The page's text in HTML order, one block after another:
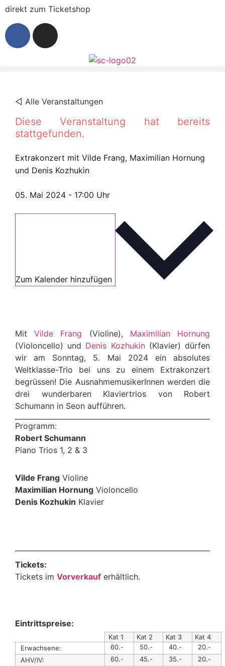
direkt zum Ticketshop
◁ Alle Veranstaltungen
Diese Veranstaltung hat bereits
stattgefunden.
Extrakonzert mit Vilde Frang, Maximilian Hornung
und Denis Kozhukin
05. Mai 2024 - 17:00
Zum Kalender hinzufügen
MitVilde Frang (Violine), Maximilian Hornung
(Violoncello) und Denis Kozhukin(Klavier) dürfen
wir am Sonntag, 5. Mai 2024 ein absolutes
Weltklasse-Trio bei uns zu einem Extrakonzert
begrüssen! Die AusnahmemusikerInnen werden die
drei wunderbaren Klaviertrios von Robert
Schumann in Seon aufführen.
Programm:
Robert Schumann
Piano Trios 1, 2 & 3
Vilde Frang Violine
Maximilian Hornung Violoncello
Denis Kozhukin Klavier
Tickets:
Tickets im Vorverkauf erhältlich.
Eintrittspreise:
Kat 1 Kat 2 Kat 3
Kat 4
Erwachsene:
60.- 50.- 40.-
20.-
AHV/IV:
60.- 45.- 35.-
20.-